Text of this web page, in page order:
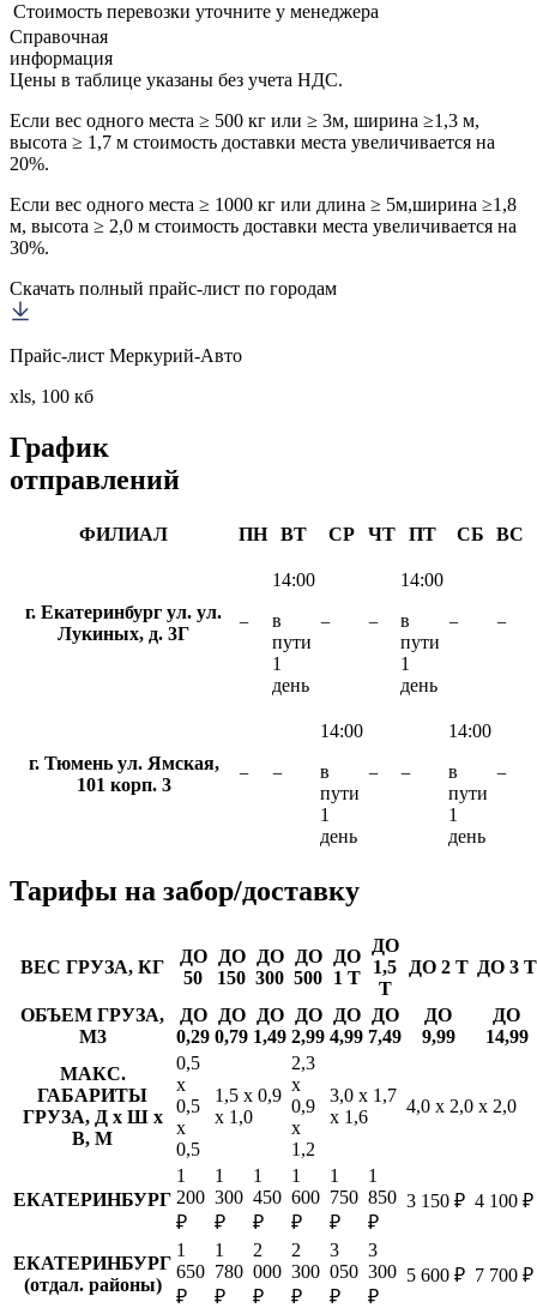
Стоимость перевозки уточните у менеджера
Справочная
информация
Цены в таблице указаны без учета НДС.
Если вес одного места ≥ 500 кг или ≥ 3м, ширина ≥1,3 м,
высота ≥ 1,7 м стоимость доставки места увеличивается на
20%.
Если вес одного места ≥ 1000 кг или длина ≥ 5м,ширина ≥1,8
м, высота ≥ 2,0 м стоимость доставки места увеличивается на
30%.
Скачать полный прайс-лист по городам
Прайс-лист Меркурий-Авто
xls, 100 кб
График
отправлений
ФИЛИАЛ ПН ВТ СР ЧТ ПТ СБ ВС
г. Екатеринбург ул. ул.
Лукиных, д. 3Г
−
14:00
в
пути
1
день
− −
14:00
в
пути
1
день
− −
г. Тюмень ул. Ямская,
101 корп. 3
− −
14:00
в
пути
1
день
− −
14:00
в
пути
1
день
−
Тарифы на забор/доставку
ВЕС ГРУЗА, КГ
ДО
50
ДО
150
ДО
300
ДО
500
ДО
1 Т
ДО
1,5
Т
ДО 2 Т ДО 3 Т
ОБЪЕМ ГРУЗА,
М3
ДО
0,29
ДО
0,79
ДО
1,49
ДО
2,99
ДО
4,99
ДО
7,49
ДО
9,99
ДО
14,99
МАКС.
ГАБАРИТЫ
ГРУЗА, Д х Ш х
В, М
0,5
х
0,5
х
0,5
1,5 х 0,9
х 1,0
2,3
х
0,9
х
1,2
3,0 х 1,7
х 1,6
4,0 х 2,0 х 2,0
ЕКАТЕРИНБУРГ
1
200
₽
1
300
₽
1
450
₽
1
600
₽
1
750
₽
1
850
₽
3 150 ₽ 4 100 ₽
ЕКАТЕРИНБУРГ
(отдал. районы)
1
650
₽
1
780
₽
2
000
₽
2
300
₽
3
050
₽
3
300
₽
5 600 ₽ 7 700 ₽